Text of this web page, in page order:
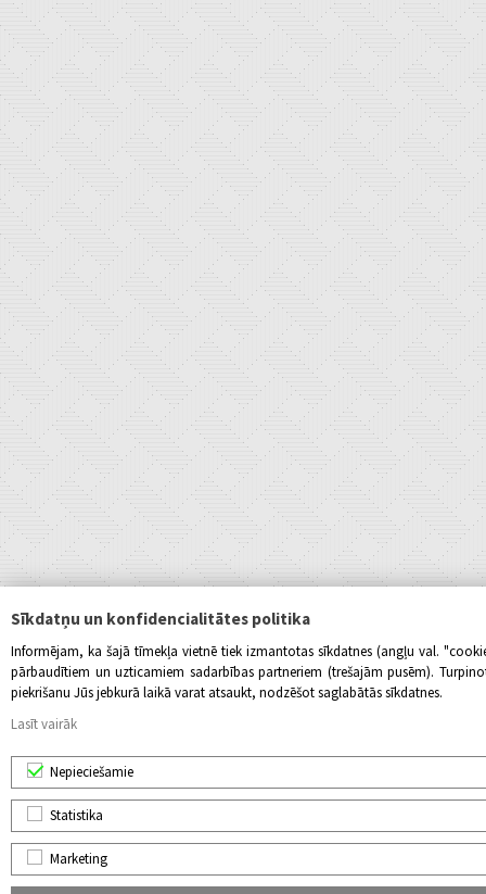
Sīkdatņu un konfidencialitātes politika
Informējam, ka šajā tīmekļa vietnē tiek izmantotas sīkdatnes (angļu val.
pārbaudītiem un uzticamiem sadarbības partneriem (trešajām pusēm).
piekrišanu Jūs jebkurā laikā varat atsaukt, nodzēšot saglabātās sīkdatnes.
Lasīt vairāk
Nepieciešamie
Statistika
Marketing